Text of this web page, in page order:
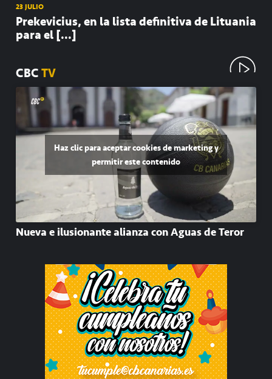
23 JULIO
Prekevicius, en la lista definitiva de Lituania
para el [...]
CBCTV
Haz clic para aceptar cookies de marketing y
permitir este contenido
Nueva e ilusionante alianza con Aguas de Teror